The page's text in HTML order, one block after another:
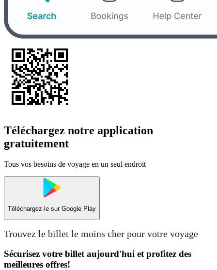
Téléchargez notre application
gratuitement
Tous vos besoins de voyage en un seul endroit
Téléchargez-le sur Google Play
Trouvez le billet le moins cher pour votre voyage
Sécurisez votre billet aujourd'hui et profitez des
meilleures offres!